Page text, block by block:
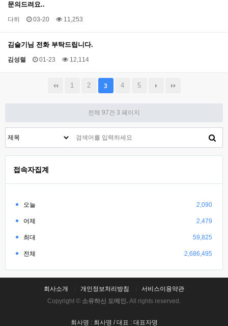
문의드려요..
다히 03-20 11,253
김슬기님 전화 부탁드립니다.
김성렬 01-23 12,114
1 2 3 4 5
전체 97건 3 페이지
접속자집계
오늘 2,090
어제 2,479
최대 59,825
전체 2,686,495
회사소개 개인정보처리방침
서비스이용약관
Copyright © 소유하신 도메인. All rights reserved.
회사명 : 회사명 / 대표 : 대표자명